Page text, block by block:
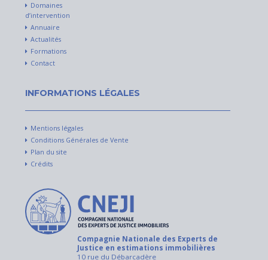
Domaines
d’intervention
Annuaire
Actualités
Formations
Contact
INFORMATIONS LÉGALES
Mentions légales
Conditions Générales de Vente
Plan du site
Crédits
Compagnie Nationale des Experts de
Justice en estimations immobilières
10 rue du Débarcadère